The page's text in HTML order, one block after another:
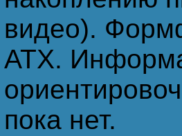
видео).
ATX.
пока нет.